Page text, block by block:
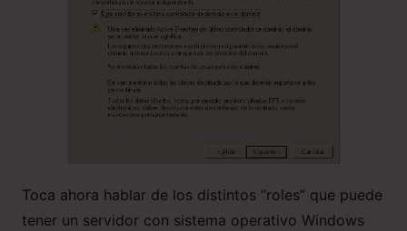
Toca ahora hablar de los distintos “roles” que puede
tener un servidor con sistema operativo Windows